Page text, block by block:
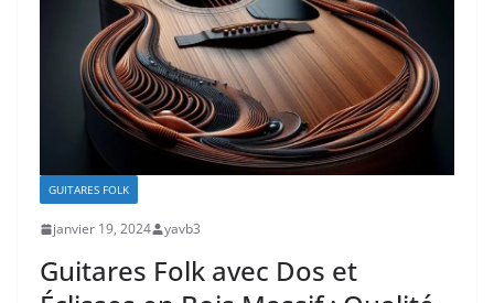
GUITARES FOLK
janvier 19, 2024 yavb3
Guitares Folk avec Dos et